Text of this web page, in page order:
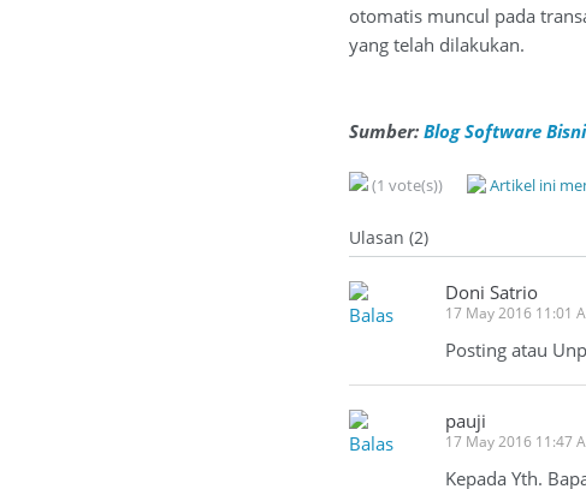
otomatis muncul pada
yang telah dilakukan.
Sumber: Blog Software
(1 vote(s)) Artikel ini
Ulasan (2)
Balas
Doni Satrio
17 May 2016 11:01
Posting atau
Balas
pauji
17 May 2016 11:47
Kepada Yth.